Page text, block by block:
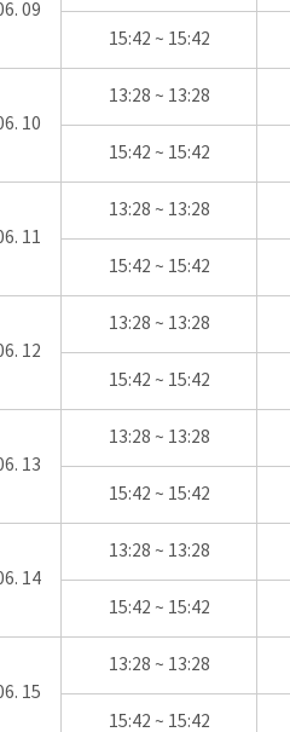
09
15:42 ~ 15:42
10
13:28 ~ 13:28
15:42 ~ 15:42
11
13:28 ~ 13:28
15:42 ~ 15:42
12
13:28 ~ 13:28
15:42 ~ 15:42
13
13:28 ~ 13:28
15:42 ~ 15:42
14
13:28 ~ 13:28
15:42 ~ 15:42
15
13:28 ~ 13:28
15:42 ~ 15:42